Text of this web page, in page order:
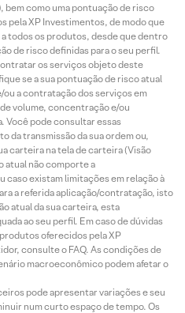
bem como uma pontuação de risco
pela XP Investimentos, de modo que
todos os produtos, desde que dentro
de risco definidas para o seu perfil.
os serviços objeto deste
se a sua pontuação de risco atual
a contratação dos serviços em
volume, concentração e/ou
Você pode consultar essas
da transmissão da sua ordem ou,
carteira na tela de carteira (Visão
atual não comporte a
existam limitações em relação à
a referida aplicação/contratação, isto
atual da sua carteira, esta
ao seu perfil. Em caso de dúvidas
oferecidos pela XP
consulte o FAQ. As condições de
macroeconômico podem afetar o
pode apresentar variações e seu
num curto espaço de tempo. Os